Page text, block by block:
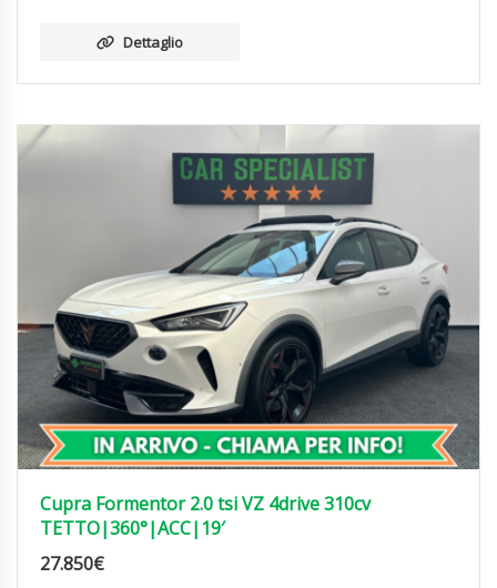
Dettaglio
Cupra Formentor 2.0 tsi VZ 4drive 310cv
TETTO|360°|ACC|19′
27.850€